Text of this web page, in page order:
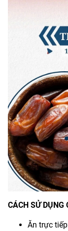
CÁCH SỬ DỤNG
Ăn trực